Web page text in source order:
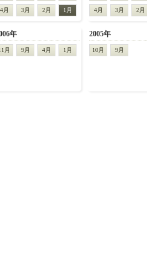
4月 3月 2月 1月 4月 3月 2月
年
月 9月 4月 1月
2005年
10月 9月